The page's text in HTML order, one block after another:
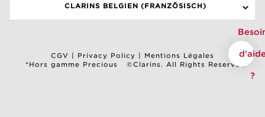
CLARINS BELGIEN (FRANZÖSISCH)
CGV Privacy Policy
Mentions Légales
*Hors gamme Precious
©Clarins. All Rights Reserved
?